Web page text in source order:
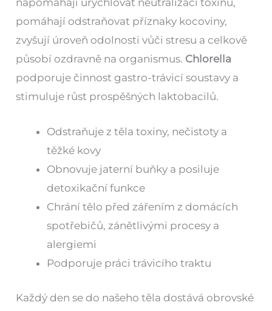
napomáhají urychlovat neutralizaci toxinů,
pomáhají odstraňovat příznaky kocoviny,
zvyšují úroveň odolnosti vůči stresu a celkově
působí ozdravně na organismus. Chlorella
podporuje činnost gastro-trávicí soustavy a
stimuluje růst prospěšných laktobacilů.
Odstraňuje z těla toxiny, nečistoty a
těžké kovy
Obnovuje jaterní buňky a posiluje
detoxikační funkce
Chrání tělo před zářením z domácích
spotřebičů, zánětlivými procesy a
alergiemi
Podporuje práci trávicího traktu
Každý den se do našeho těla dostává obrovské